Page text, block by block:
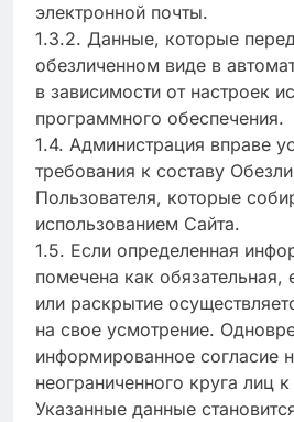
электронной почты.
1.3.2. Данные, которые
обезличенном виде в
в зависимости от настроек
программного обеспечения.
1.4. Администрация вправе
требования к составу
Пользователя, которые
использованием Сайта.
1.5. Если определенная
помечена как обязательная,
или раскрытие
на свое усмотрение.
информированное согласие
неограниченного круга лиц
Указанные данные